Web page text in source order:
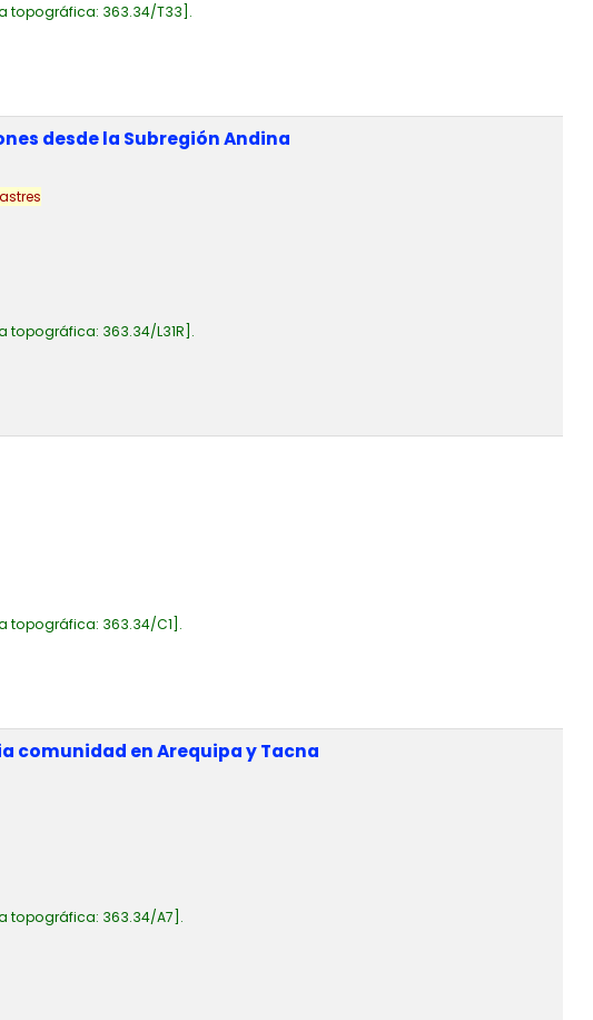
topográfica: 363.34/T33 .
desde la Subregión Andina
topográfica: 363.34/L31R .
topográfica: 363.34/C1 .
comunidad en Arequipa y Tacna
topográfica: 363.34/A7 .